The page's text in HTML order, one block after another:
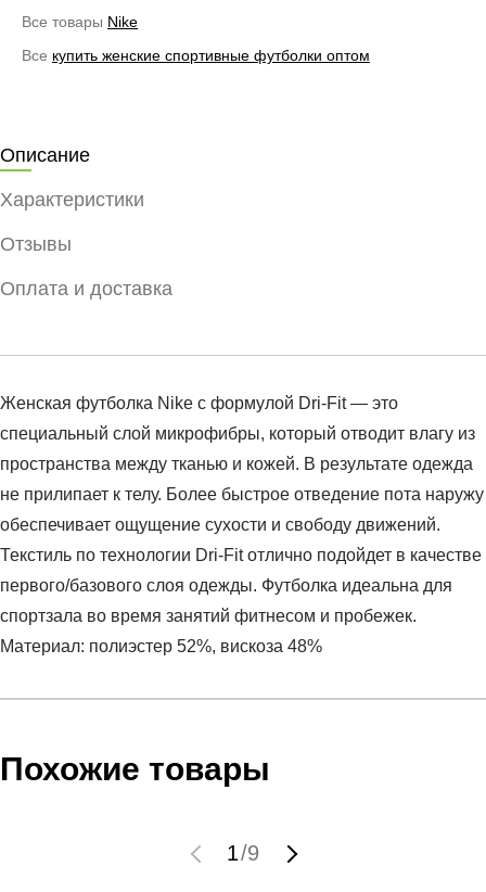
Все товары Nike
Все купить женские спортивные футболки оптом
Описание
Характеристики
Отзывы
Оплата и доставка
Женская футболка Nike с формулой Dri-Fit — это
специальный слой микрофибры, который отводит влагу из
пространства между тканью и кожей. В результате одежда
не прилипает к телу. Более быстрое отведение пота наружу
обеспечивает ощущение сухости и свободу движений.
Текстиль по технологии Dri-Fit отлично подойдет в качестве
первого/базового слоя одежды. Футболка идеальна для
спортзала во время занятий фитнесом и пробежек.
Материал: полиэстер 52%, вискоза 48%
Артикул:AT5464-573
TEE HBR NFS
W NSW ESSNTL TEE HBR NFS
Условия оплаты
высылает Вам менеджер.
мы не увидим Вашу оплату.
Похожие товары
1/9